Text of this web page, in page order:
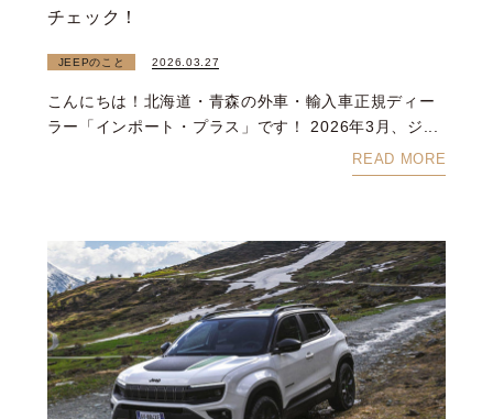
チェック！
JEEPのこと 2026.03.27
こんにちは！北海道・青森の外車・輸入車正規ディー
ラー「インポート・プラス」です！ 2026年3月、ジ...
READ MORE